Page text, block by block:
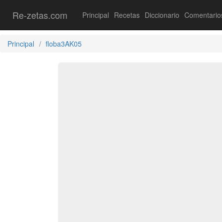
Re-zetas.com Principal Recetas Diccionario
Principal floba3AK05